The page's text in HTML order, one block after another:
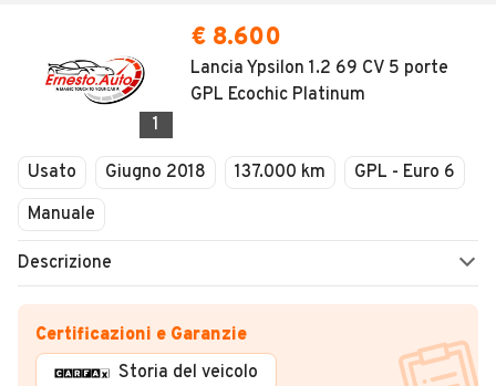
1
€ 8.600
Lancia Ypsilon 1.2 69 CV 5 porte
GPL Ecochic Platinum
Usato Giugno 2018 137.000 km
GPL - Euro 6
Manuale
Descrizione
Certificazioni e Garanzie
Storia del veicolo